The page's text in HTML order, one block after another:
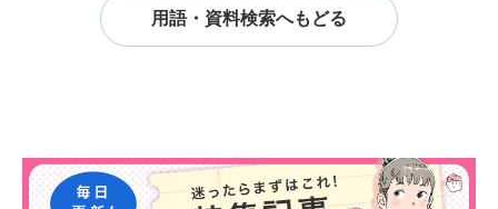
用語・資料検索へもどる